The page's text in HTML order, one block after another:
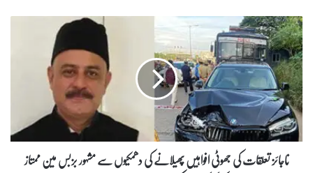
ن
ا
ج
ا
ئ
ز
ت
ع
ل
ناجائز تعلقات کی جھوٹی افواہیں پھیلانے کی دھمکیوں سے مشہور بزبس مین ممتاز